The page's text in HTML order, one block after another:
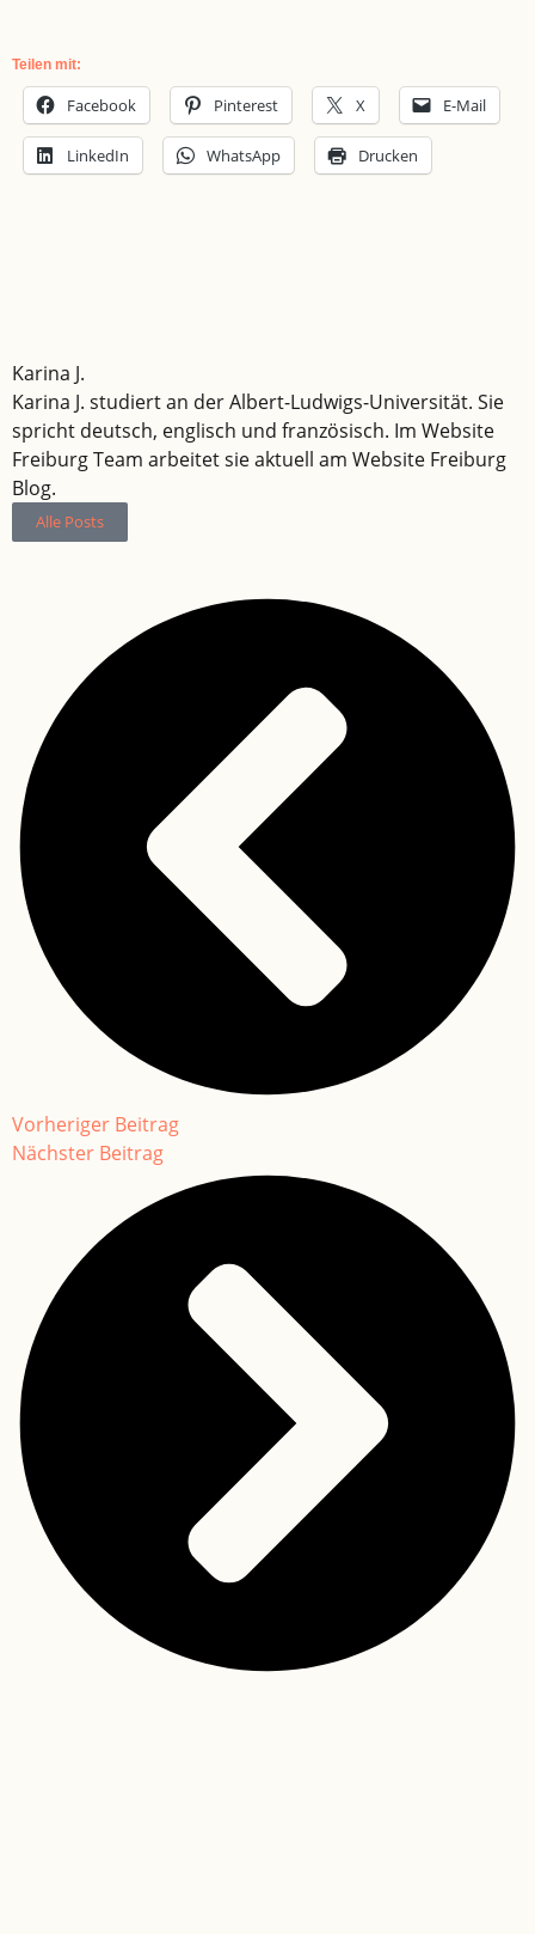
Teilen mit:
Facebook Pinterest X E-Mail
LinkedIn WhatsApp Drucken
Karina J.
Karina J. studiert an der Albert-Ludwigs-Universität. Sie
spricht deutsch, englisch und französisch. Im Website
Freiburg Team arbeitet sie aktuell am Website Freiburg
Blog.
Alle Posts
Vorheriger Beitrag
Nächster Beitrag